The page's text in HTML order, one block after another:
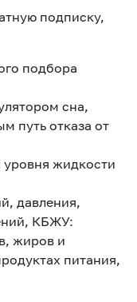
подписку,
подбора
сна,
путь отказа от
уровня жидкости
давления,
КБЖУ:
жиров и
питания,